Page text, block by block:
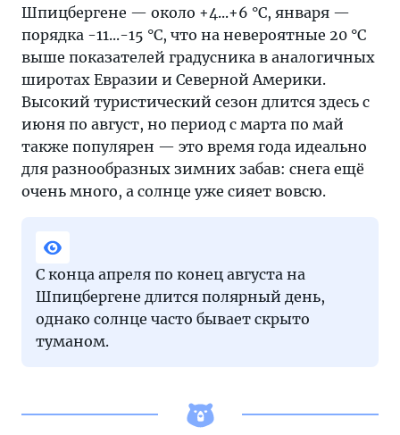
Шпицбергене — около +4...+6 °С, января —
порядка -11...-15 °С, что на невероятные 20 °C
выше показателей градусника в аналогичных
широтах Евразии и Северной Америки.
Высокий туристический сезон длится здесь с
июня по август, но период с марта по май
также популярен — это время года идеально
для разнообразных зимних забав: снега ещё
очень много, а солнце уже сияет вовсю.
С конца апреля по конец августа на
Шпицбергене длится полярный день,
однако солнце часто бывает скрыто
туманом.